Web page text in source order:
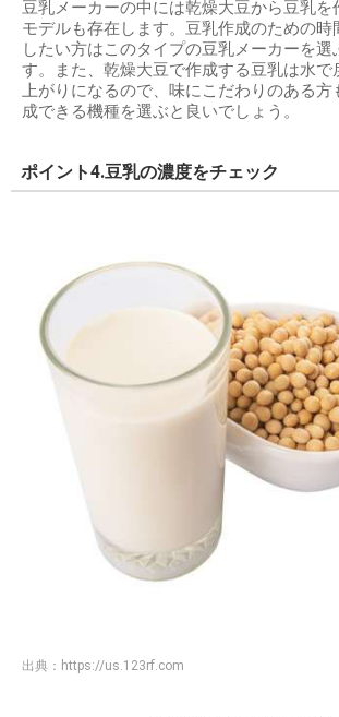
豆乳メーカーの中には乾燥大豆から豆乳を
モデルも存在します。豆乳作成のための時
したい方はこのタイプの豆乳メーカーを
す。また、乾燥大豆で作成する豆乳は水で
上がりになるので、味にこだわりのある方
成できる機種を選ぶと良いでしょう。
ポイント4.豆乳の濃度をチェック
出典： https://us.123rf.com